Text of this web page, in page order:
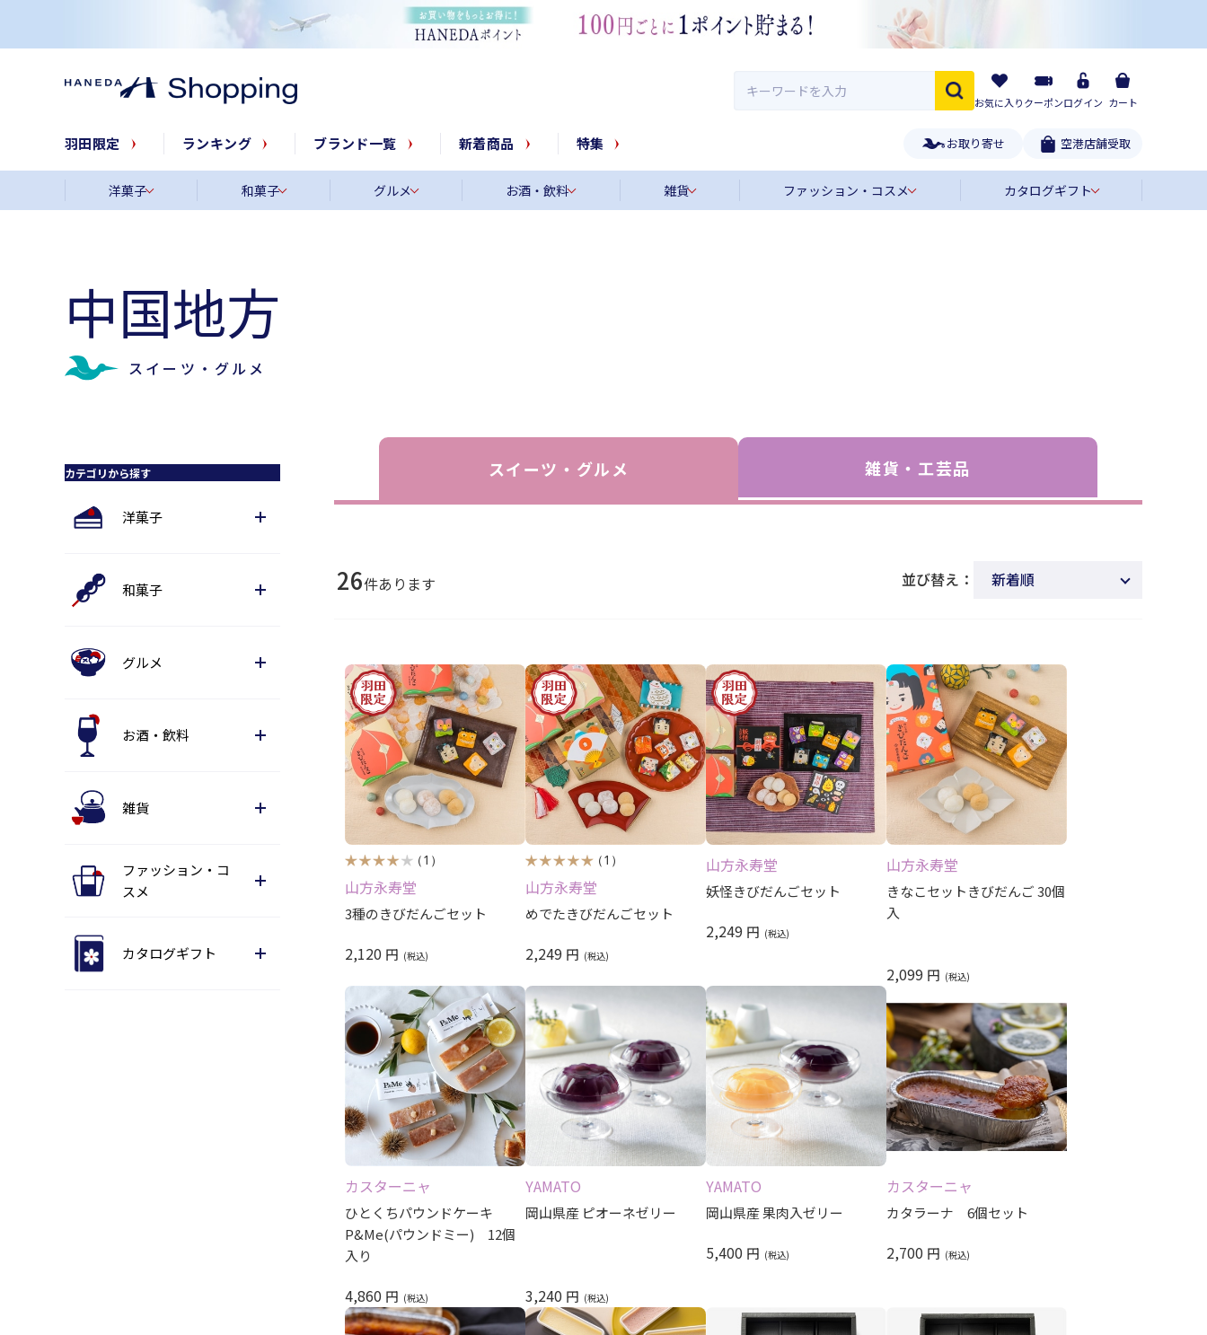
お気に入りクーポンログイン カート
羽田限定 ランキング ブランド一覧 新着商品 特集 お取り寄せ 空港店舗受取
洋菓子 和菓子 グルメ お酒・飲料 雑貨 ファッション・コスメ カタログギフト
中国地方
スイーツ・グルメ
カテゴリから探す
洋菓子
和菓子
グルメ
お酒・飲料
雑貨
ファッション・コ
スメ
カタログギフト
スイーツ・グルメ 雑貨・工芸品
26件あります 並び替え：
新着順
価格(安い順)
価格(高い順)
発売日＋商品名
レビュー順
レビュー評価順
（1）
山方永寿堂
3種のきびだんごセット
2,120 円
（1）
山方永寿堂
めでたきびだんごセット
2,249 円
山方永寿堂
妖怪きびだんごセット
2,249 円
山方永寿堂
きなこセットきびだんご 30個
入
2,099 円
カスターニャ
ひとくちパウンドケーキ
P&Me(パウンドミー) 12個
入り
4,860 円
YAMATO
岡山県産 ピオーネゼリー
3,240 円
YAMATO
岡山県産 果肉入ゼリー
5,400 円
カスターニャ
カタラーナ 6個セット
2,700 円